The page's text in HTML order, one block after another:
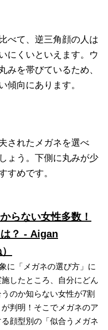
べて、逆三角顔の人は
にくいといえます。ウ
みを帯びているため、
傾向にあります。
されたメガネを選べ
ょう。下側に丸みが少
すめです。
らない女性多数！
？ - Aigan
に「メガネの選び方」に
したところ、自分にどん
のか知らない女性が7割
判明！そこでメガネのア
顔型別の「似合うメガネ